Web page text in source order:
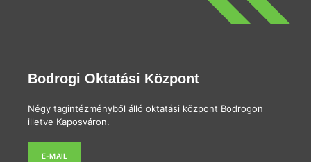
Bodrogi Oktatási Központ
Négy tagintézményből álló oktatási központ Bodrogon
illetve Kaposváron.
E-MAIL